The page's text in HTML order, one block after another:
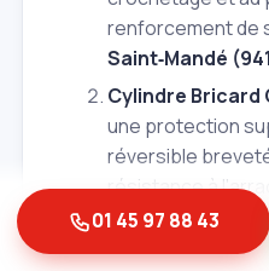
renforcement de
Saint‑Mandé
Cylindre Bricard
une protection
réversible
résistance à
Une valeur sûre
Cylindre Fichet
01 45 97 88 43